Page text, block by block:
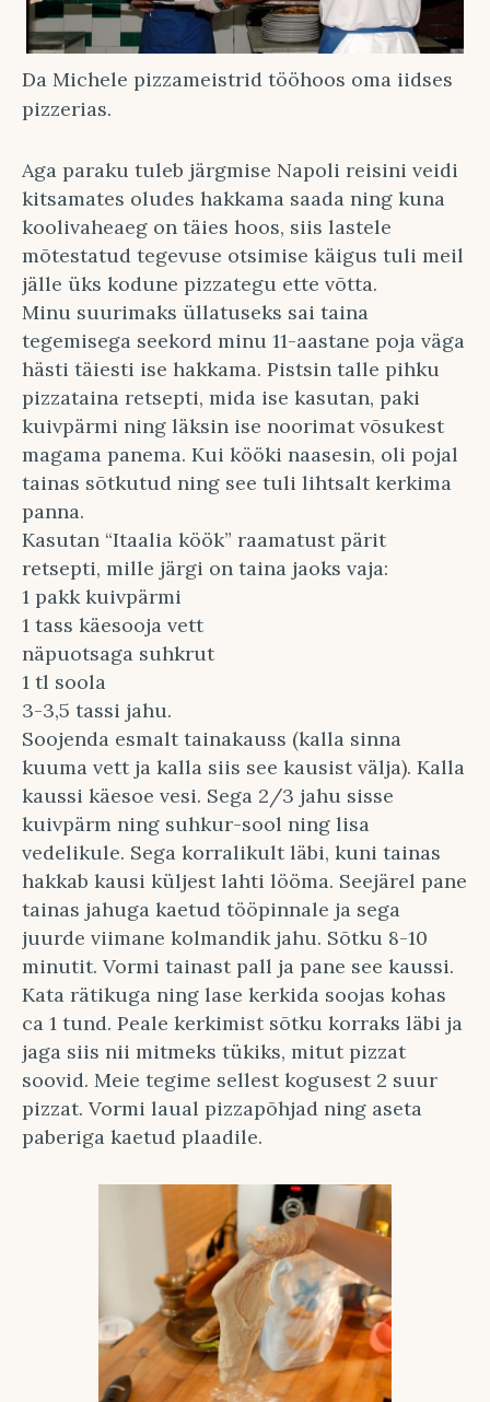
Da Michele pizzameistrid tööhoos oma iidses
pizzerias.
Aga paraku tuleb järgmise Napoli reisini veidi
kitsamates oludes hakkama saada ning kuna
koolivaheaeg on täies hoos, siis lastele
mõtestatud tegevuse otsimise käigus tuli meil
jälle üks kodune pizzategu ette võtta.
Minu suurimaks üllatuseks sai taina
tegemisega seekord minu 11-aastane poja väga
hästi täiesti ise hakkama. Pistsin talle pihku
pizzataina retsepti, mida ise kasutan, paki
kuivpärmi ning läksin ise noorimat võsukest
magama panema. Kui kööki naasesin, oli pojal
tainas sõtkutud ning see tuli lihtsalt kerkima
panna.
Kasutan “Itaalia köök” raamatust pärit
retsepti, mille järgi on taina jaoks vaja:
1 pakk kuivpärmi
1 tass käesooja vett
näpuotsaga suhkrut
1 tl soola
3-3,5 tassi jahu.
Soojenda esmalt tainakauss (kalla sinna
kuuma vett ja kalla siis see kausist välja). Kalla
kaussi käesoe vesi. Sega 2/3 jahu sisse
kuivpärm ning suhkur-sool ning lisa
vedelikule. Sega korralikult läbi, kuni tainas
hakkab kausi küljest lahti lööma. Seejärel pane
tainas jahuga kaetud tööpinnale ja sega
juurde viimane kolmandik jahu. Sõtku 8-10
minutit. Vormi tainast pall ja pane see kaussi.
Kata rätikuga ning lase kerkida soojas kohas
ca 1 tund. Peale kerkimist sõtku korraks läbi ja
jaga siis nii mitmeks tükiks, mitut pizzat
soovid. Meie tegime sellest kogusest 2 suur
pizzat. Vormi laual pizzapõhjad ning aseta
paberiga kaetud plaadile.